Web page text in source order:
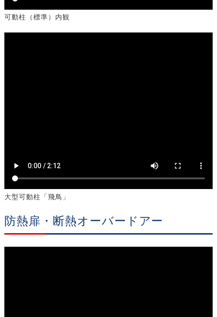
可動柱（標準）内観
大型可動柱「飛鳥」
防熱扉・断熱オーバードアー